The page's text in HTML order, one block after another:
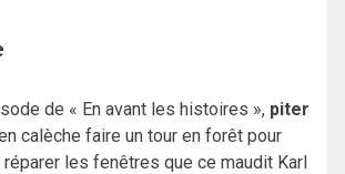
de « En avant les histoires », piter
calèche faire un tour en forêt pour
les fenêtres que ce maudit Karl